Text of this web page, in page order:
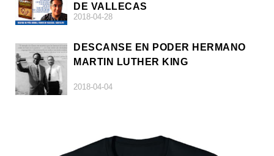
DE VALLECAS
2018-04-28
DESCANSE EN PODER HERMANO
MARTIN LUTHER KING
2018-04-04